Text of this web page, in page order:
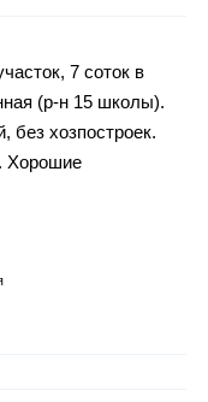
7 соток в
(р-н 15 школы).
без хозпостроек.
Хорошие